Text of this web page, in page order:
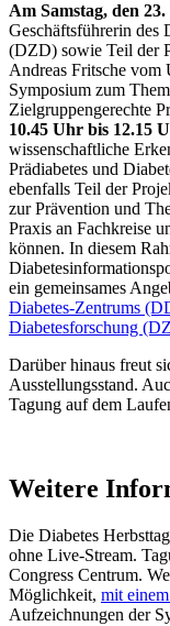
Am Samstag, den
Geschäftsführerin des
(DZD) sowie Teil der
Andreas Fritsche
Symposium zum
Zielgruppengerechte
10.45 Uhr bis 12.15
wissenschaftliche
Prädiabetes und
ebenfalls Teil der
zur Prävention und
Praxis an Fachkreise
können. In diesem
ein gemeinsames
Diabetes-Zentrums
Diabetesforschung
Darüber hinaus freut
Ausstellungsstand.
Tagung auf dem
Weitere
Die Diabetes
ohne Live-Stream.
Congress Centrum.
Möglichkeit, mit
Aufzeichnungen der